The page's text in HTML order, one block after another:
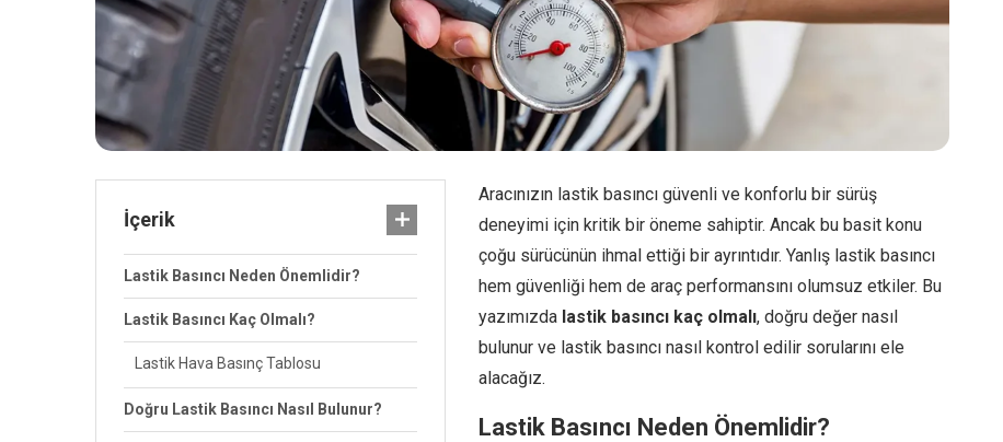
İçerik
Lastik Basıncı Neden Önemlidir?
Lastik Basıncı Kaç Olmalı?
Lastik Hava Basınç Tablosu
Doğru Lastik Basıncı Nasıl Bulunur?
Aracınızın lastik basıncı güvenli ve konforlu bir sürüş
deneyimi için kritik bir öneme sahiptir. Ancak bu basit konu
çoğu sürücünün ihmal ettiği bir ayrıntıdır. Yanlış lastik basıncı
hem güvenliği hem de araç performansını olumsuz etkiler. Bu
yazımızda lastik basıncı kaç olmalı, doğru değer nasıl
bulunur ve lastik basıncı nasıl kontrol edilir sorularını ele
alacağız.
Lastik Basıncı Neden Önemlidir?